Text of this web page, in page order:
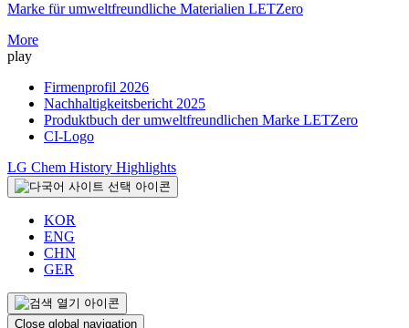
Marke für umweltfreundliche Materialien LETZero
More
play
Firmenprofil 2026
Nachhaltigkeitsbericht 2025
Produktbuch der umweltfreundlichen Marke LETZero
CI-Logo
LG Chem History Highlights
KOR
ENG
CHN
GER
Close global navigation